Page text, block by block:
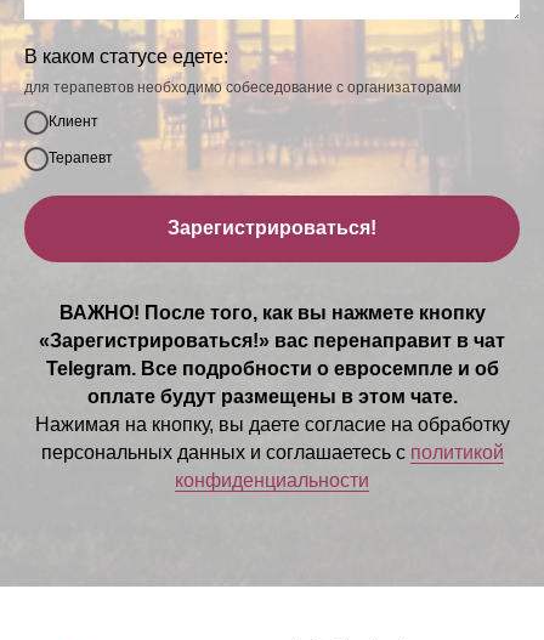
В каком статусе едете:
для терапевтов необходимо собеседование с организаторами
Клиент
Терапевт
Зарегистрироваться!
ВАЖНО! После того, как вы нажмете кнопку
«Зарегистрироваться!» вас перенаправит в чат
Telegram. Все подробности о евросемпле и об
оплате будут размещены в этом чате.
Нажимая на кнопку, вы даете согласие на обработку
персональных данных и соглашаетесь c политикой
конфиденциальности